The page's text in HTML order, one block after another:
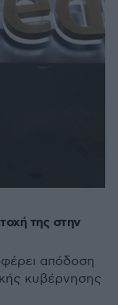
της στην
απόδοση
κυβέρνησης